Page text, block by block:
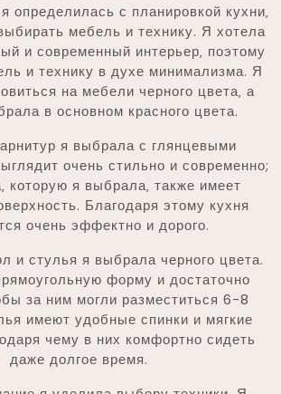
определилась с планировкой кухни‚
мебель и технику. Я хотела
и современный интерьер‚ поэтому
и технику в духе минимализма. Я
на мебели черного цвета‚ а
в основном красного цвета.
я выбрала с глянцевыми
очень стильно и современно;
которую я выбрала‚ также имеет
Благодаря этому кухня
очень эффектно и дорого.
и стулья я выбрала черного цвета.
форму и достаточно
за ним могли разместиться 6-8
имеют удобные спинки и мягкие
чему в них комфортно сидеть
даже долгое время.